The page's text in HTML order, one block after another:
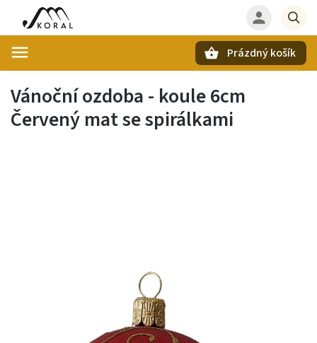
Prázdný košík
Vánoční ozdoba - koule 6cm
Červený mat se spirálkami